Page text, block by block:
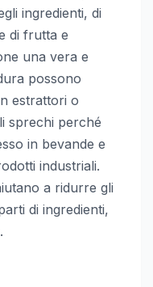
ingredienti, di
di frutta e
una vera e
possono
estrattori o
sprechi perché
in bevande e
industriali.
a ridurre gli
di ingredienti,